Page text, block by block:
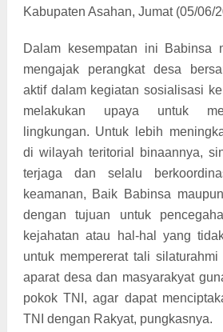
Kabupaten Asahan, Jumat (05/06/
Dalam kesempatan ini Babinsa
mengajak perangkat desa
aktif dalam kegiatan sosialisasi
melakukan upaya untuk
lingkungan. Untuk lebih
di wilayah teritorial binaannya,
terjaga dan selalu
keamanan, Baik Babinsa
dengan tujuan untuk
kejahatan atau hal-hal yang
untuk mempererat tali
aparat desa dan masyarakyat
pokok TNI, agar dapat
TNI dengan Rakyat, pungkasnya.